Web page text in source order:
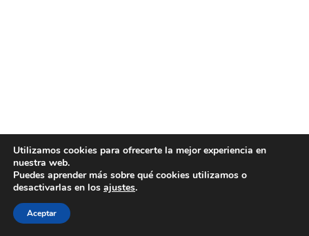
Utilizamos cookies para ofrecerte la mejor experiencia en
nuestra web.
Puedes aprender más sobre qué cookies utilizamos o
desactivarlas en los ajustes.
Aceptar